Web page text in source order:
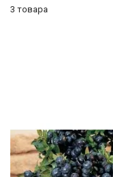
ЗАБЫЛИ
ПАРОЛЬ?
3 товара